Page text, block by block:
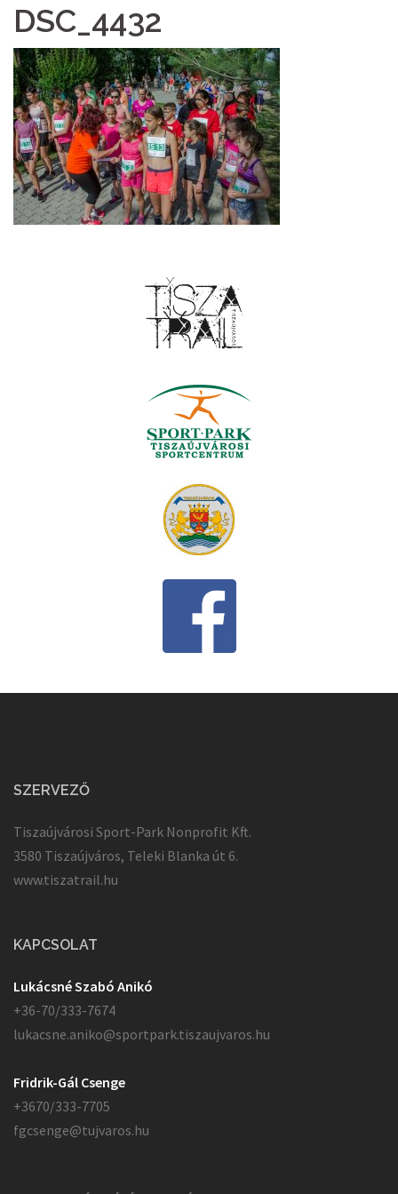
DSC_4432
SZERVEZŐ
Tiszaújvárosi Sport-Park Nonprofit Kft.
3580 Tiszaújváros, Teleki Blanka út 6.
www.tiszatrail.hu
KAPCSOLAT
Lukácsné Szabó Anikó
+36-70/333-7674
lukacsne.aniko@sportpark.tiszaujvaros.hu
Fridrik-Gál Csenge
+3670/333-7705
fgcsenge@tujvaros.hu